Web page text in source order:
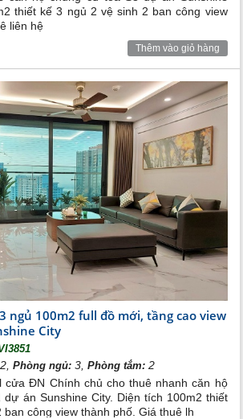
thiết kế 3 ngủ 2 vệ sinh 2 ban công view
liên hệ
Thêm vào giỏ hàng
ngủ 100m2 full đồ mới, tầng cao view
City
Phòng ngủ: 3,Phòng tắm: 2
cửa ĐN Chính chủ cho thuê nhanh căn hộ
án Sunshine City. Diện tích 100m2 thiết
ban công view thành phố. Giá thuê lh